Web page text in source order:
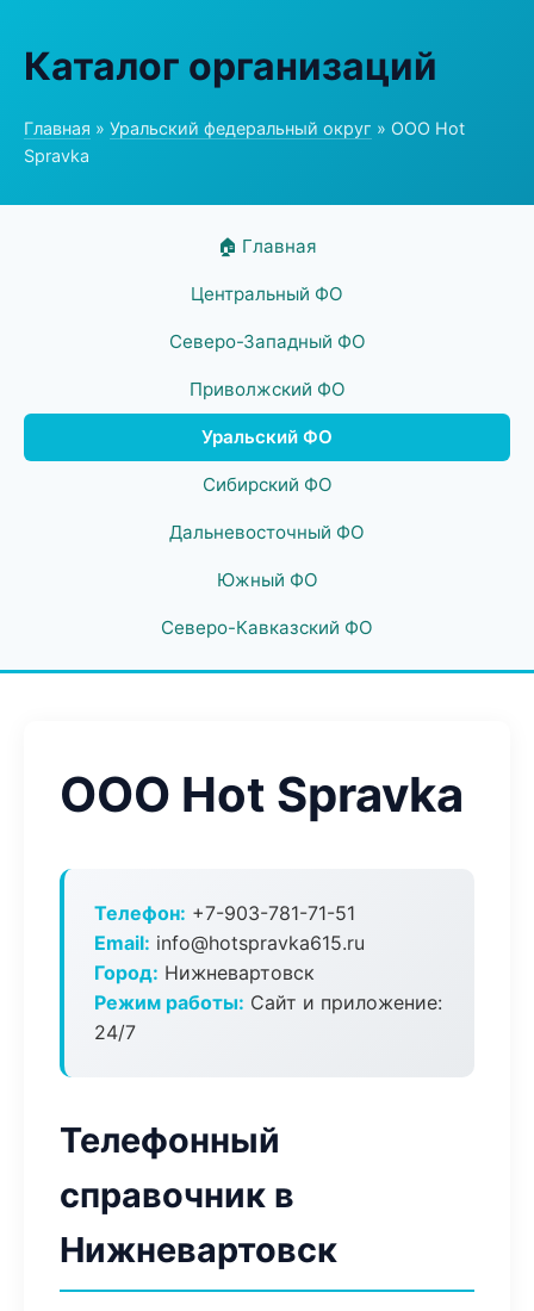
Каталог организаций
Главная » Уральский федеральный округ » ООО Hot
Spravka
🏠 Главная
Центральный ФО
Северо-Западный ФО
Приволжский ФО
Уральский ФО
Сибирский ФО
Дальневосточный ФО
Южный ФО
Северо-Кавказский ФО
ООО Hot Spravka
Телефон: +7-903-781-71-51
Email: info@hotspravka615.ru
Город: Нижневартовск
Режим работы: Сайт и приложение:
24/7
Телефонный
справочник в
Нижневартовск